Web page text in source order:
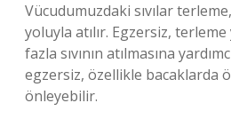
Vücudumuzdaki sıvılar
yoluyla atılır. Egzersiz,
fazla sıvının atılmasına
egzersiz, özellikle bacaklarda
önleyebilir.